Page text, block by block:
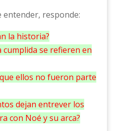
entender, responde:
la historia?
cumplida se refieren en
ellos no fueron parte
dejan entrever los
con Noé y su arca?